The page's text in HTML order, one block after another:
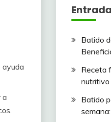
ayuda
a
Batido
Receta
nutritivo
Batido